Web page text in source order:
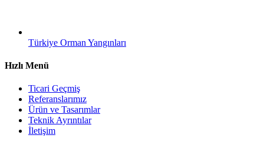
Türkiye Orman Yangınları
Hızlı Menü
Ticari Geçmiş
Referanslarımız
Ürün ve Tasarımlar
Teknik Ayrıntılar
İletişim